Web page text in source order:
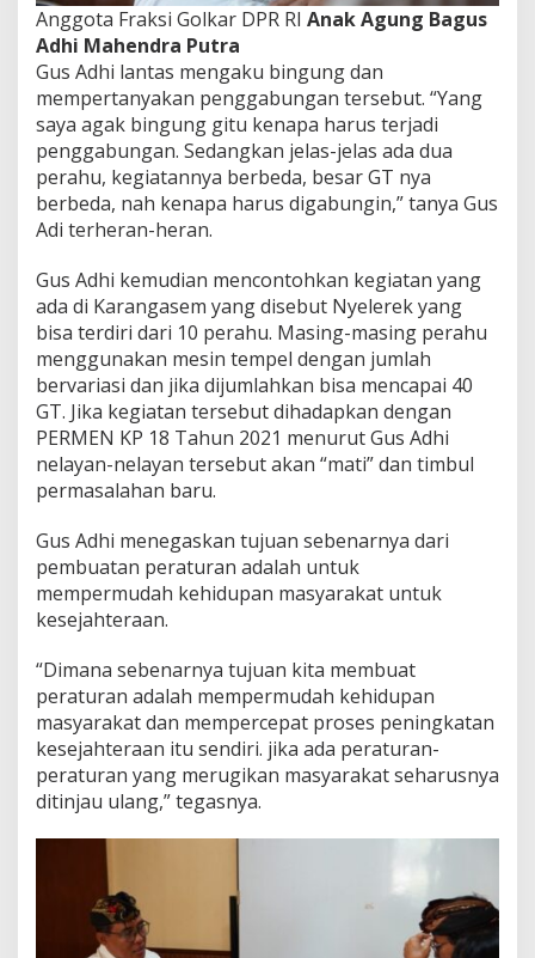
Anggota Fraksi Golkar DPR RI Anak Agung Bagus
Adhi Mahendra Putra
Gus Adhi lantas mengaku bingung dan
mempertanyakan penggabungan tersebut. “Yang
saya agak bingung gitu kenapa harus terjadi
penggabungan. Sedangkan jelas-jelas ada dua
perahu, kegiatannya berbeda, besar GT nya
berbeda, nah kenapa harus digabungin,” tanya Gus
Adi terheran-heran.
Gus Adhi kemudian mencontohkan kegiatan yang
ada di Karangasem yang disebut Nyelerek yang
bisa terdiri dari 10 perahu. Masing-masing perahu
menggunakan mesin tempel dengan jumlah
bervariasi dan jika dijumlahkan bisa mencapai 40
GT. Jika kegiatan tersebut dihadapkan dengan
PERMEN KP 18 Tahun 2021 menurut Gus Adhi
nelayan-nelayan tersebut akan “mati” dan timbul
permasalahan baru.
Gus Adhi menegaskan tujuan sebenarnya dari
pembuatan peraturan adalah untuk
mempermudah kehidupan masyarakat untuk
kesejahteraan.
“Dimana sebenarnya tujuan kita membuat
peraturan adalah mempermudah kehidupan
masyarakat dan mempercepat proses peningkatan
kesejahteraan itu sendiri. jika ada peraturan-
peraturan yang merugikan masyarakat seharusnya
ditinjau ulang,” tegasnya.